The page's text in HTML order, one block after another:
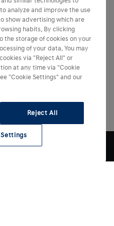
å følge anbefalte
på dokumentasjon på
kan hjelpe deg
vurderer feilen,
utfører eventuelle
bilen ikke kan kjøres
Veihjelpfor assistanse.
analyze and improve the use
show advertising which are
habits. By clicking
the storage of cookies on your
of your data. You may
via "Reject All" or
at any time via "Cookie
"Cookie Settings" and our
Reject All